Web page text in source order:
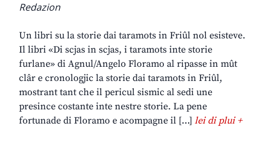
Redazion
Un libri su la storie dai taramots in Friûl nol esisteve.
Il libri «Di scjas in scjas, i taramots inte storie
furlane» di Agnul/Angelo Floramo al ripasse in mût
clâr e cronologjic la storie dai taramots in Friûl,
mostrant tant che il pericul sismic al sedi une
presince costante inte nestre storie. La pene
fortunade di Floramo e acompagne il […] lei di plui +